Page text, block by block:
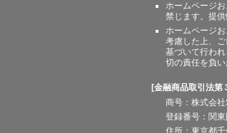
ホームページ
禁じます。提
ホームページ
考慮した上、
基づいて行わ
切の責任を負い
[金融商品取引法第
商号：株式会
登録番号：関
住所：東京都